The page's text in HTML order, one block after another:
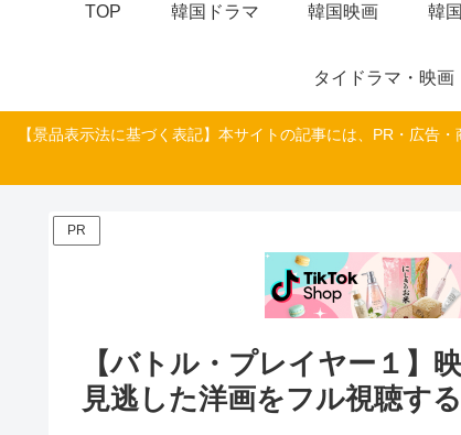
TOP 韓国ドラマ 韓国映画 韓
タイドラマ・映画
【景品表示法に基づく表記】本サイトの記事には、PR・広告
PR
【バトル・プレイヤー１】
見逃した洋画をフル視聴す